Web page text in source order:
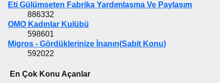
Eti Gülümseten Fabrika Yardımlaşma Ve Paylaşım
886332
OMO Kadınlar Kulübü
598601
Migros - Gördüklerinize İnanın(Sabit Konu)
592022
En Çok Konu Açanlar